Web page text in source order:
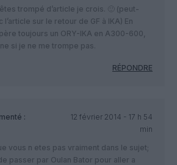
trompé d’article je crois. 🙂 (peut-
sur le retour de GF à IKA) En
toujours un ORY-IKA en A300-600,
si je ne me trompe pas.
RÉPONDRE
:
12 février 2014 - 17 h 54
min
vous n etes pas vraiment dans le sujet;
passer par Oulan Bator pour aller a